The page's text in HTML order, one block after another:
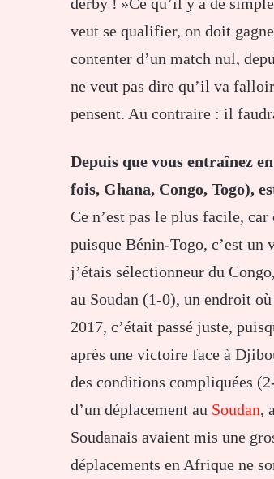
derby ! »Ce qu’il y a de
veut se qualifier, on doit
contenter d’un match nul,
ne veut pas dire qu’il va
pensent. Au contraire : il
Depuis que vous entraînez
fois, Ghana, Congo, Togo),
Ce n’est pas le plus facile,
puisque Bénin-Togo, c’est
j’étais sélectionneur du
au Soudan (1-0), un endroit
2017, c’était passé juste,
après une victoire face à
des conditions compliquées
d’un déplacement au Soudan,
Soudanais avaient mis une
déplacements en Afrique ne